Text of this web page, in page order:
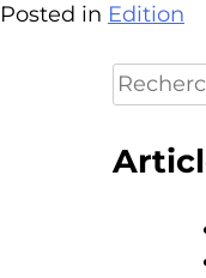
Posted in Edition